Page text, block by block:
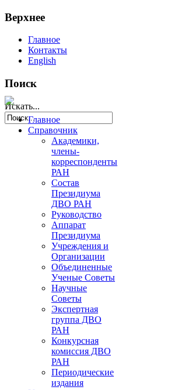
Верхнее
Главное
Контакты
English
Поиск
Искать...
Главное
Справочник
Академики,
члены-
корреспонденты
РАН
Состав
Президиума
ДВО РАН
Руководство
Аппарат
Президиума
Учреждения и
Организации
Объединенные
Ученые Советы
Научные
Советы
Экспертная
группа ДВО
РАН
Конкурсная
комиссия ДВО
РАН
Периодические
издания